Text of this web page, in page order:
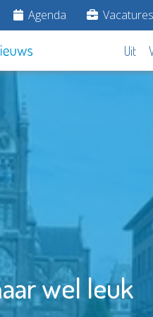
Agenda Vacatures
Uit
wel leuk